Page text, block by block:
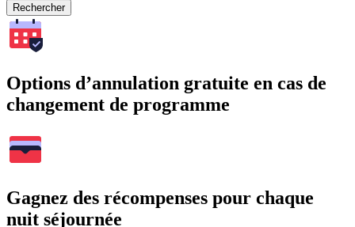
Rechercher
Options d’annulation gratuite en cas de
changement de programme
Gagnez des récompenses pour chaque
nuit séjournée